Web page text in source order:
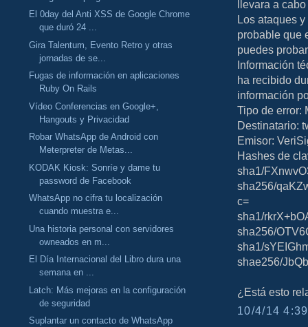
El 0day del Anti XSS de Google Chrome
que duró 24 ...
Gira Talentum, Evento Retro y otras
jornadas de se...
Fugas de información en aplicaciones
Ruby On Rails
Vídeo Conferencias en Google+,
Hangouts y Privacidad
Robar WhatsApp de Android con
Meterpreter de Metas...
KODAK Kiosk: Sonríe y dame tu
password de Facebook
WhatsApp no cifra tu localización
cuando muestra e...
Una historia personal con servidores
owneados en m...
El Día Internacional del Libro dura una
semana en ...
Latch: Más mejoras en la configuración
de seguridad
Suplantar un contacto de WhatsApp
llevara a
Los ataques
probable que
puedes
Información
ha recibido
información
Tipo de error:
Destinatario:
Emisor:
Hashes de
sha1/
sha256/
c=
sha1/
sha256/
sha1/
shae256/
¿Está esto
10/4/14